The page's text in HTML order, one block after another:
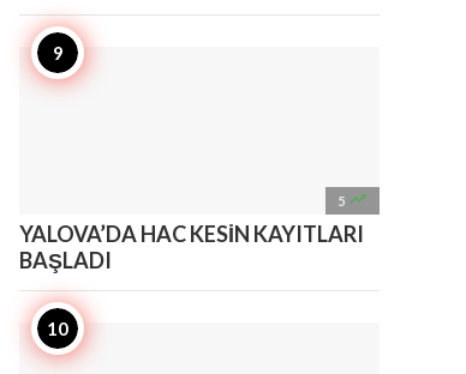
5 
YALOVA’DA HAC KESİN KAYITLARI
BAŞLADI